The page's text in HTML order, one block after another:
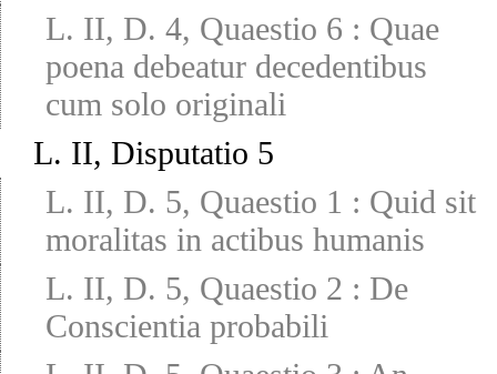
L. II, D. 4, Quaestio 6 : Quae
poena debeatur decedentibus
cum solo originali
L. II, Disputatio 5
L. II, D. 5, Quaestio 1 : Quid sit
moralitas in actibus humanis
L. II, D. 5, Quaestio 2 : De
Conscientia probabili